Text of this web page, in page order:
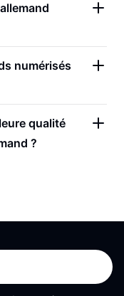
numérisés
qualité
?